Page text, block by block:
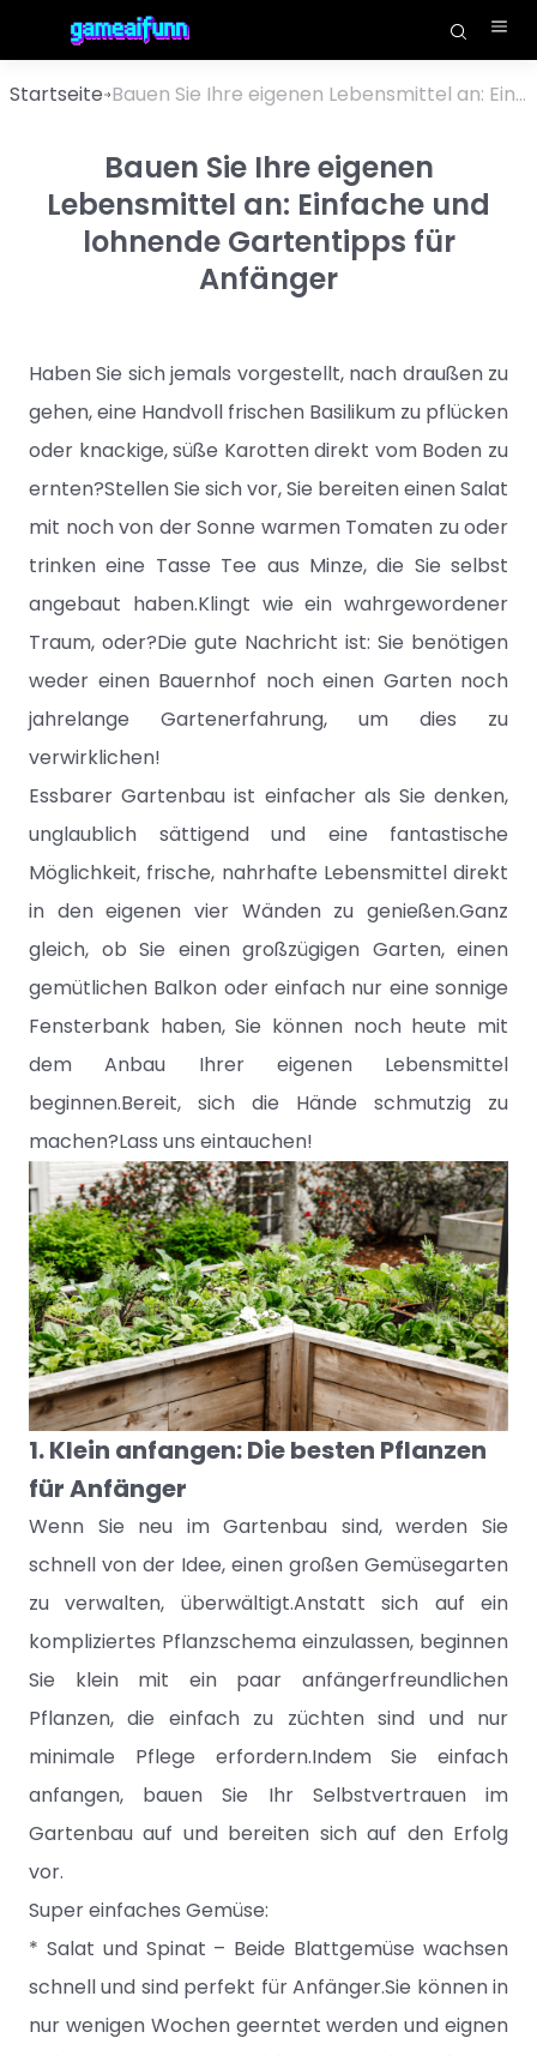
Startseite Bauen Sie Ihre eigenen Lebensmittel an: Einfache und lohnende Gartentipps für Anfänger
Bauen Sie Ihre eigenen
Lebensmittel an: Einfache und
lohnende Gartentipps für
Anfänger
Haben Sie sich jemals vorgestellt, nach draußen zu
gehen, eine Handvoll frischen Basilikum zu pflücken
oder knackige, süße Karotten direkt vom Boden zu
ernten?Stellen Sie sich vor, Sie bereiten einen Salat
mit noch von der Sonne warmen Tomaten zu oder
trinken eine Tasse Tee aus Minze, die Sie selbst
angebaut haben.Klingt wie ein wahrgewordener
Traum, oder?Die gute Nachricht ist: Sie benötigen
weder einen Bauernhof noch einen Garten noch
jahrelange Gartenerfahrung, um dies zu
verwirklichen!
Essbarer Gartenbau ist einfacher als Sie denken,
unglaublich sättigend und eine fantastische
Möglichkeit, frische, nahrhafte Lebensmittel direkt
in den eigenen vier Wänden zu genießen.Ganz
gleich, ob Sie einen großzügigen Garten, einen
gemütlichen Balkon oder einfach nur eine sonnige
Fensterbank haben, Sie können noch heute mit
dem Anbau Ihrer eigenen Lebensmittel
beginnen.Bereit, sich die Hände schmutzig zu
machen?Lass uns eintauchen!
1. Klein anfangen: Die besten Pflanzen
für Anfänger
Wenn Sie neu im Gartenbau sind, werden Sie
schnell von der Idee, einen großen Gemüsegarten
zu verwalten, überwältigt.Anstatt sich auf ein
kompliziertes Pflanzschema einzulassen, beginnen
Sie klein mit ein paar anfängerfreundlichen
Pflanzen, die einfach zu züchten sind und nur
minimale Pflege erfordern.Indem Sie einfach
anfangen, bauen Sie Ihr Selbstvertrauen im
Gartenbau auf und bereiten sich auf den Erfolg
vor.
Super einfaches Gemüse:
* Salat und Spinat – Beide Blattgemüse wachsen
schnell und sind perfekt für Anfänger.Sie können in
nur wenigen Wochen geerntet werden und eignen